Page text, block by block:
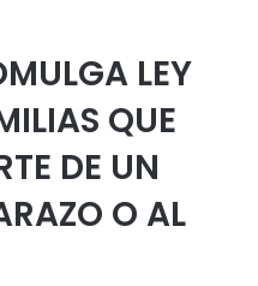
LEY
QUE
DE UN
O AL